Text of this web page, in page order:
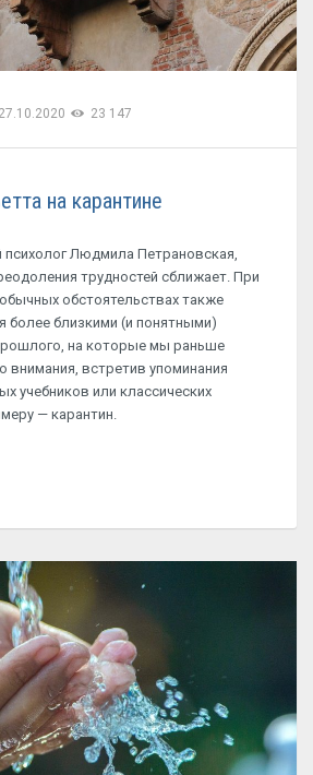
27.10.2020 23 147
на карантине
Людмила Петрановская,
трудностей сближает. При
обстоятельствах также
более близкими (и понятными)
на которые мы раньше
внимания, встретив упоминания
учебников или классических
— карантин.